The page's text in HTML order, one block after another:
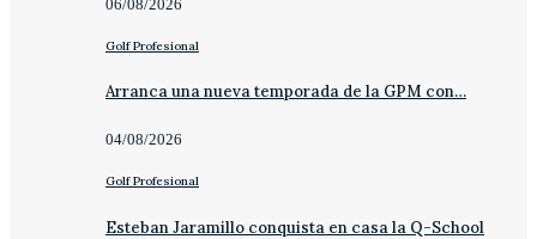
06/08/2026
Golf Profesional
Arranca una nueva temporada de la GPM con…
04/08/2026
Golf Profesional
Esteban Jaramillo conquista en casa la Q-School